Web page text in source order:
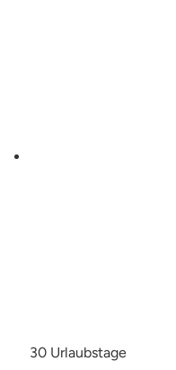
30 Urlaubstage